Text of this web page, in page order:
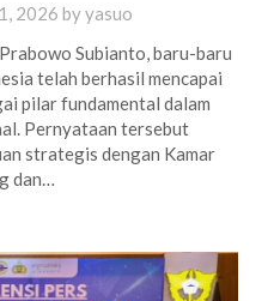
2026 byyasuo
Subianto, baru-baru
telah berhasil mencapai
pilar fundamental dalam
Pernyataan tersebut
strategis dengan Kamar
dan…